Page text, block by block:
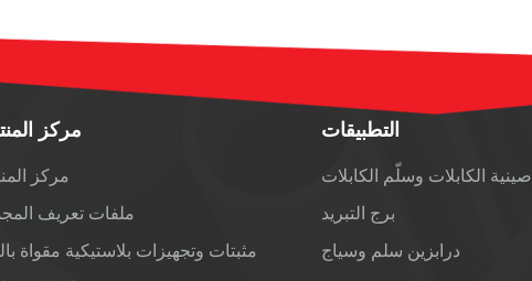
مركز
مركز
ملفات تعريف
مثبتات وتجهيزات بلاستيكية مقواة
التطبيقات
صينية الكابلات وسلّم الكابلات
برج التبريد
درابزين سلم وسياج